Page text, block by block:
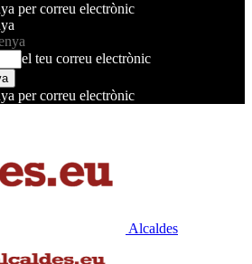
per correu electrònic
el teu correu electrònic
per correu electrònic
Alcaldes